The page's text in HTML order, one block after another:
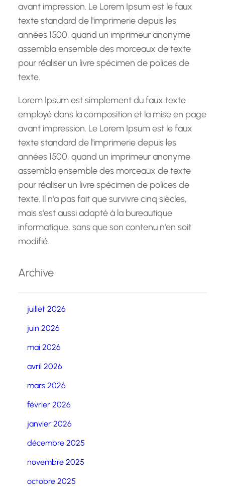
avant impression. Le Lorem Ipsum est le faux
texte standard de l'imprimerie depuis les
années 1500, quand un imprimeur anonyme
assembla ensemble des morceaux de texte
pour réaliser un livre spécimen de polices de
texte.
Lorem Ipsum est simplement du faux texte
employé dans la composition et la mise en page
avant impression. Le Lorem Ipsum est le faux
texte standard de l'imprimerie depuis les
années 1500, quand un imprimeur anonyme
assembla ensemble des morceaux de texte
pour réaliser un livre spécimen de polices de
texte. Il n'a pas fait que survivre cinq siècles,
mais s'est aussi adapté à la bureautique
informatique, sans que son contenu n'en soit
modifié.
Archive
juillet 2026
juin 2026
mai 2026
avril 2026
mars 2026
février 2026
janvier 2026
décembre 2025
novembre 2025
octobre 2025